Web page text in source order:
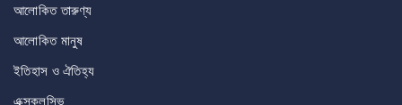
আলোকিত তারুণ্য
আলোকিত মানুষ
ইতিহাস ও ঐতিহ্য